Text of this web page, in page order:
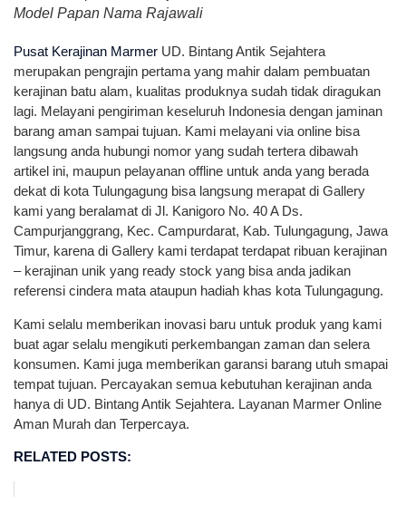
Model Papan Nama Rajawali
Pusat Kerajinan Marmer UD. Bintang Antik Sejahtera
merupakan pengrajin pertama yang mahir dalam pembuatan
kerajinan batu alam, kualitas produknya sudah tidak diragukan
lagi. Melayani pengiriman keseluruh Indonesia dengan jaminan
barang aman sampai tujuan. Kami melayani via online bisa
langsung anda hubungi nomor yang sudah tertera dibawah
artikel ini, maupun pelayanan offline untuk anda yang berada
dekat di kota Tulungagung bisa langsung merapat di Gallery
kami yang beralamat di Jl. Kanigoro No. 40 A Ds.
Campurjanggrang, Kec. Campurdarat, Kab. Tulungagung, Jawa
Timur, karena di Gallery kami terdapat terdapat ribuan kerajinan
– kerajinan unik yang ready stock yang bisa anda jadikan
referensi cindera mata ataupun hadiah khas kota Tulungagung.
Kami selalu memberikan inovasi baru untuk produk yang kami
buat agar selalu mengikuti perkembangan zaman dan selera
konsumen. Kami juga memberikan garansi barang utuh smapai
tempat tujuan. Percayakan semua kebutuhan kerajinan anda
hanya di UD. Bintang Antik Sejahtera. Layanan Marmer Online
Aman Murah dan Terpercaya.
RELATED POSTS: